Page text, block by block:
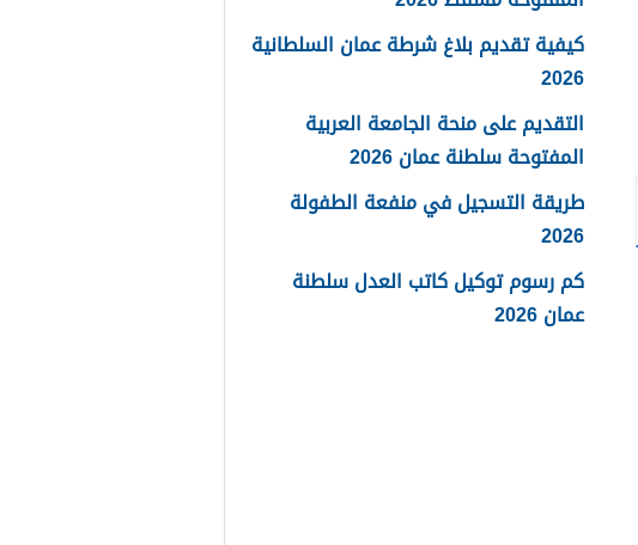
كيفية تقديم بلاغ شرطة عمان السلطانية
2026
التقديم على منحة الجامعة العربية
المفتوحة سلطنة عمان 2026
طريقة التسجيل في منفعة الطفولة
2026
كم رسوم توكيل كاتب العدل سلطنة
عمان 2026